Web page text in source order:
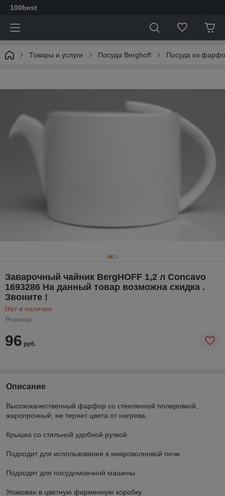
100best
Товары и услуги Посуда Berghoff Посуда из
Заварочный чайник BergHOFF 1,2 л Concavo
1693286 На данный товар возможна скидка .
Звоните !
Нет в наличии
Розница
96 руб.
Описание
Высококачественный фарфор со стеклянной полировкой,
жаропрочный, не теряет цвета от нагрева.
Крышка со стильной удобной ручкой.
Подходит для использования в микроволновой печи.
Подходит для посудомоечной машины.
Упакован в цветную фирменную коробку.